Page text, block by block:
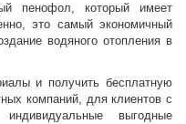
пенофол, который имеет
это самый экономичный
водяного отопления в
и получить бесплатную
компаний, для клиентов с
выгодные